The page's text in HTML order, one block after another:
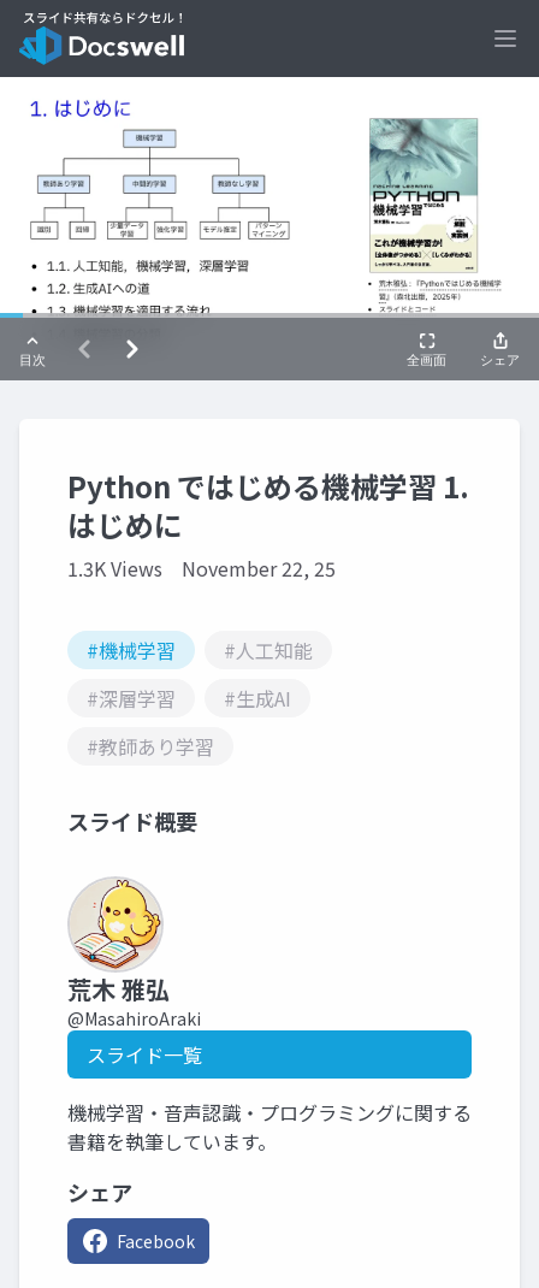
Python ではじめる機械学習 1.
はじめに
1.3K Views November 22, 25
#機械学習
#人工知能
#深層学習
#生成AI
#教師あり学習
スライド概要
荒木 雅弘
@MasahiroAraki
スライド一覧
機械学習・音声認識・プログラミングに関する
書籍を執筆しています。
シェア
Facebook